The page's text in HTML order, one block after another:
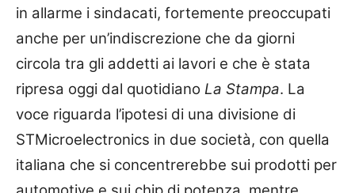
in allarme i sindacati, fortemente preoccupati
anche per un’indiscrezione che da giorni
circola tra gli addetti ai lavori e che è stata
ripresa oggi dal quotidiano La Stampa. La
voce riguarda l’ipotesi di una divisione di
STMicroelectronics in due società, con quella
italiana che si concentrerebbe sui prodotti per